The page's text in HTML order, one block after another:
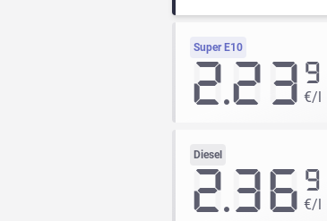
Super E10
2.23 9
€/l
Diesel
2.36 9
€/l